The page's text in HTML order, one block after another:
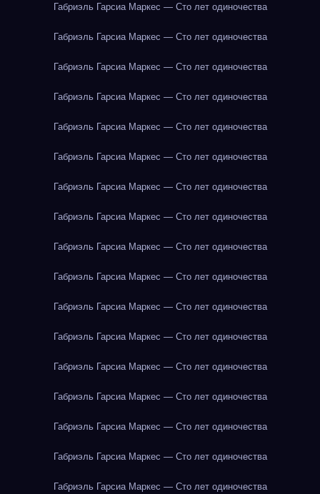
Габриэль Гарсиа Маркес — Сто лет одиночества
Габриэль Гарсиа Маркес — Сто лет одиночества
Габриэль Гарсиа Маркес — Сто лет одиночества
Габриэль Гарсиа Маркес — Сто лет одиночества
Габриэль Гарсиа Маркес — Сто лет одиночества
Габриэль Гарсиа Маркес — Сто лет одиночества
Габриэль Гарсиа Маркес — Сто лет одиночества
Габриэль Гарсиа Маркес — Сто лет одиночества
Габриэль Гарсиа Маркес — Сто лет одиночества
Габриэль Гарсиа Маркес — Сто лет одиночества
Габриэль Гарсиа Маркес — Сто лет одиночества
Габриэль Гарсиа Маркес — Сто лет одиночества
Габриэль Гарсиа Маркес — Сто лет одиночества
Габриэль Гарсиа Маркес — Сто лет одиночества
Габриэль Гарсиа Маркес — Сто лет одиночества
Габриэль Гарсиа Маркес — Сто лет одиночества
Габриэль Гарсиа Маркес — Сто лет одиночества